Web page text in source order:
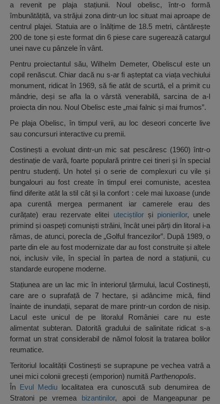
a revenit pe plaja stațiunii. Noul obelisc, într-o formă
îmbunătățită, va străjui zona dintr-un loc situat mai aproape de
centrul plajei. Statuia are o înălțime de 18.5 metri, cântărește
200 de tone și este format din 6 piese care sugerează catargul
unei nave cu pânzele în vânt.
Pentru proiectantul său, Wilhelm Demeter, Obeliscul este un
copil renăscut. Chiar dacă nu s-ar fi așteptat ca viața vechiului
monument, ridicat în 1969, să fie atât de scurtă, el a primit cu
mândrie, deși se afla la o vârstă venerabilă, sarcina de a-l
proiecta din nou. Noul Obelisc este „mai falnic și mai frumos”.
Pe plaja Obelisc, în timpul verii, au loc deseori concerte live
sau concursuri interactive cu premii.
Costinești a evoluat dintr-un mic sat pescăresc (1960) într-o
destinație de vară, foarte populară printre cei tineri și în special
pentru studenți. Un hotel și o serie de complexuri cu vile și
bungalouri au fost create în timpul erei comuniste, acestea
fiind diferite atât la stil cât și la confort : cele mai luxoase (unde
apa curentă mergea permanent iar camerele erau des
curățate) erau rezervate elitei uteciștilorși pionierilor, unele
primind și oaspeți comuniști străini, încât unei părți din litoral i-a
rămas, de atunci, porecla de „Golful francezilor”. După 1989, o
parte din ele au fost modernizate dar au fost construite și altele
noi, inclusiv vile, în special în partea de nord a stațiunii, cu
standarde europene moderne.
Stațiunea are un lac mic în interiorul țărmului, lacul Costinești,
care are o suprafață de 7 hectare, și adâncime mică, fiind
înainte de inundații, separat de mare printr-un cordon de nisip.
Lacul este unicul de pe litoralul României care nu este
alimentat subteran. Datorită gradului de salinitate ridicat s-a
format un strat considerabil de nămol folosit la tratarea bolilor
reumatice.
Teritoriul localității Costinești se suprapune pe vechea vatră a
unei mici colonii grecești (emporion) numită Parthenopolis.
În Evul Mediu localitatea era cunoscută sub denumirea de
Stratoni pe vremea bizantinilor, apoi de Mangeapunar pe